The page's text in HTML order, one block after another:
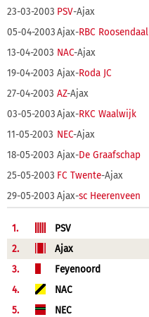
23-03-2003 PSV-Ajax
05-04-2003Ajax-RBC Roosendaal
13-04-2003 NAC-Ajax
19-04-2003 Ajax-Roda JC
27-04-2003 AZ-Ajax
03-05-2003Ajax-RKC Waalwijk
11-05-2003 NEC-Ajax
18-05-2003 Ajax-De Graafschap
25-05-2003 FC Twente-Ajax
29-05-2003 Ajax-sc Heerenveen
1. PSV
2.
Ajax
3.
Feyenoord
4.
NAC
5.
NEC